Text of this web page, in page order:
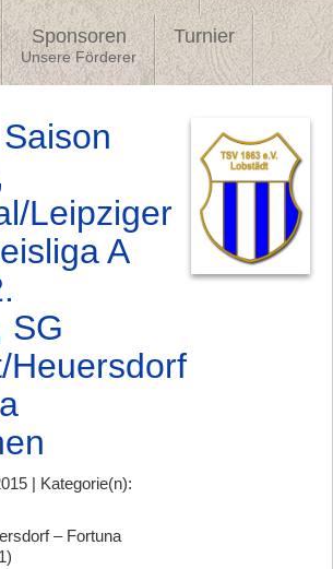
Sponsoren
Unsere Förderer
Turnier
Leipziger
A
SG
Heuersdorf
| Kategorie(n):
– Fortuna